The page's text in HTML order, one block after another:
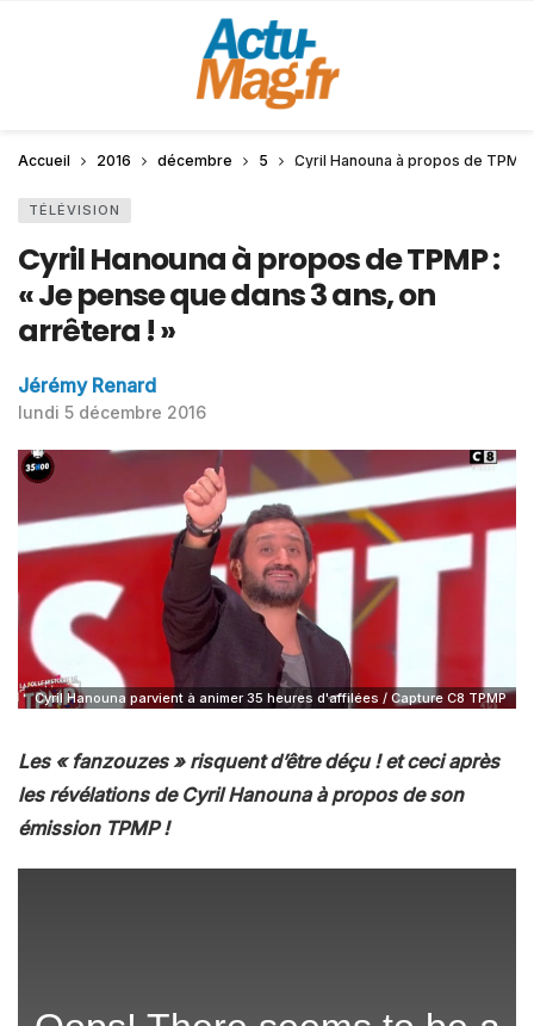
Accueil 2016 décembre 5 Cyril Hanouna à propos de
TÉLÉVISION
Cyril Hanouna à propos de TPMP :
« Je pense que dans 3 ans, on
arrêtera ! »
Jérémy Renard
lundi 5 décembre 2016
Cyril Hanouna parvient à animer 35 heures d'affilées / Capture C8 TPMP
Les « fanzouzes » risquent d’être déçu ! et ceci après
les révélations de Cyril Hanouna à propos de son
émission TPMP !